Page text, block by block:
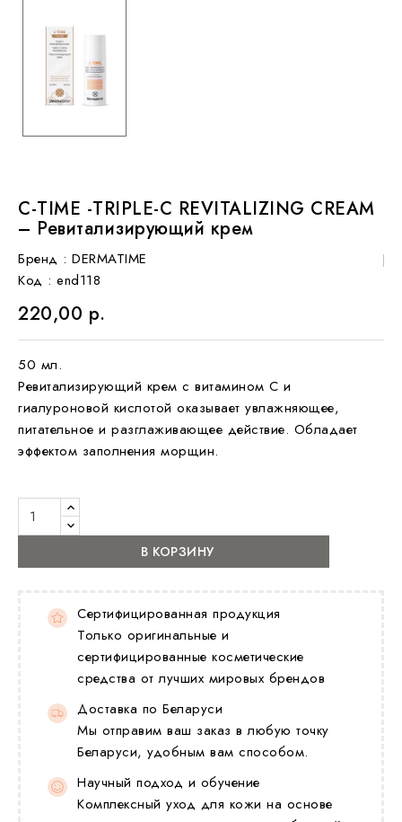
C-TIME -TRIPLE-C REVITALIZING CREAM
– Ревитализирующий крем
Бренд : DERMATIME
Код : end118
220,00 р.
50 мл.
Ревитализирующий крем с витамином С и
гиалуроновой кислотой оказывает увлажняющее,
питательное и разглаживающее действие. Обладает
эффектом заполнения морщин.
В КОРЗИНУ
Сертифицированная продукция
Только оригинальные и
сертифицированные косметические
средства от лучших мировых брендов
Доставка по Беларуси
Мы отправим ваш заказ в любую точку
Беларуси, удобным вам способом.
Научный подход и обучение
Комплексный уход для кожи на основе